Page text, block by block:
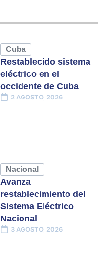
Cuba
Restablecido sistema
eléctrico en el
occidente de Cuba
2 AGOSTO, 2026
Nacional
Avanza
restablecimiento del
Sistema Eléctrico
Nacional
3 AGOSTO, 2026